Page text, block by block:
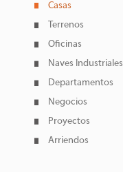
Casas
Terrenos
Oficinas
Naves Industriales
Departamentos
Negocios
Proyectos
Arriendos